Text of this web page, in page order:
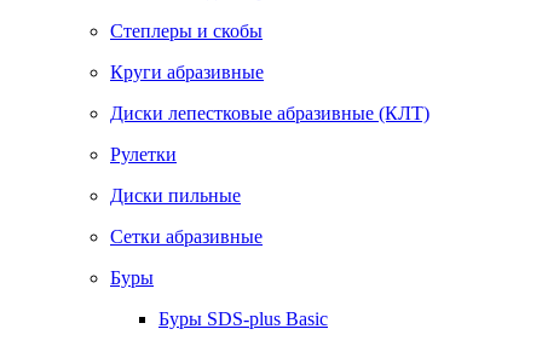
Степлеры и скобы
Круги абразивные
Диски лепестковые абразивные (КЛТ)
Рулетки
Диски пильные
Сетки абразивные
Буры
Буры SDS-plus Basic